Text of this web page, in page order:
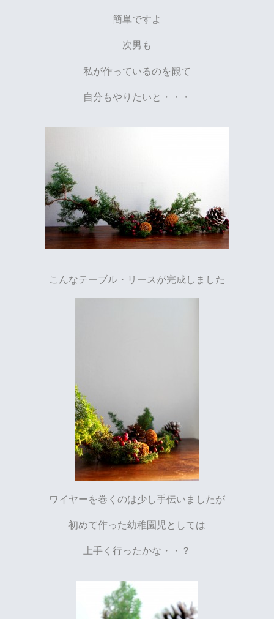
簡単ですよ
次男も
私が作っているのを観て
自分もやりたいと・・・
こんなテーブル・リースが完成しました
ワイヤーを巻くのは少し手伝いましたが
初めて作った幼稚園児としては
上手く行ったかな・・？